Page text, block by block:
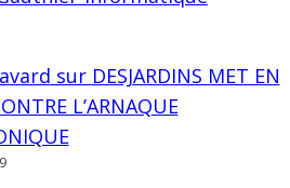
sur DESJARDINS MET EN
L’ARNAQUE